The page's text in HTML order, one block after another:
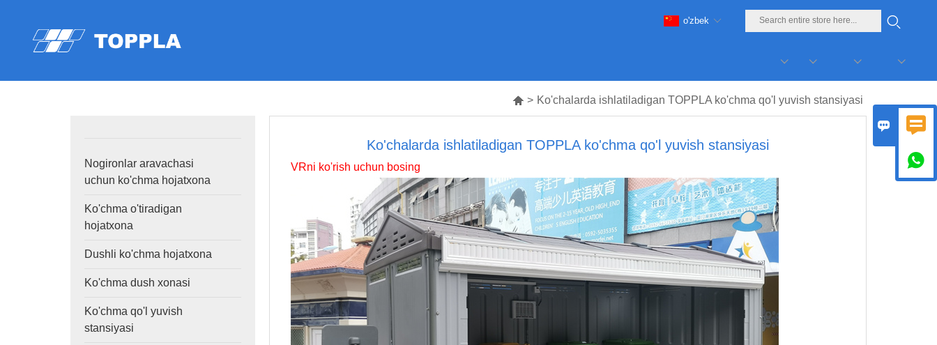
o'zbek
 > Ko'chalarda ishlatiladigan TOPPLA ko'chma qo'l yuvish stansiyasi
Nogironlar aravachasi
uchun ko'chma hojatxona
Ko'chma o'tiradigan
hojatxona
Dushli ko'chma hojatxona
Ko'chma dush xonasi
Ko'chma qo'l yuvish
stansiyasi
Ko'chalarda ishlatiladigan TOPPLA ko'chma qo'l yuvish stansiyasi
VRni ko'rish uchun bosing
 
